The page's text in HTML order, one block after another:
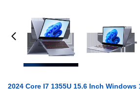
2024 Core I7 1355U 15.6 Inch Windows